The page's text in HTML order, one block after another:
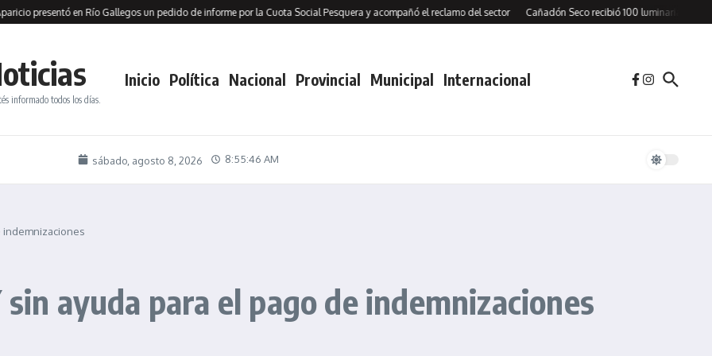
en Río Gallegos un pedido de informe por la Cuota Social Pesquera y acompañó el reclamo del sector Cañadón Seco recibió 100 luminarias LED y firmó
informado todos los días.
Inicio Política Nacional Provincial Municipal Internacional
sábado, agosto 8, 2026 8:55:48 AM
indemnizaciones
sin ayuda para el pago de indemnizaciones